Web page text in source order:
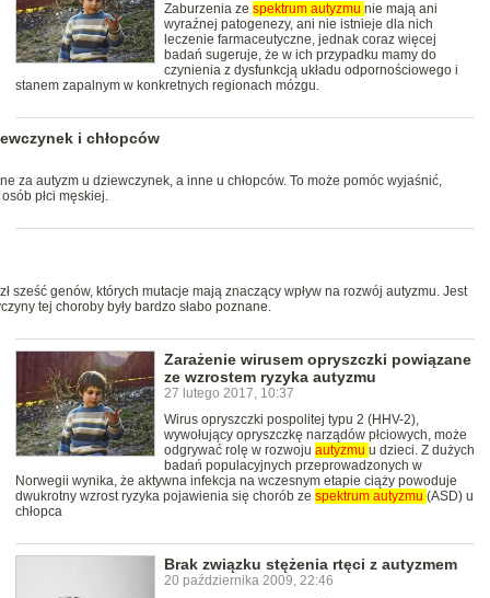
Zaburzenia ze spektrum autyzmu nie mają ani
wyraźnej patogenezy, ani nie istnieje dla nich
leczenie farmaceutyczne, jednak coraz więcej
badań sugeruje, że w ich przypadku mamy do
czynienia z dysfunkcją układu odpornościowego i
stanem zapalnym w konkretnych regionach mózgu.
i chłopców
za autyzm u dziewczynek, a inne u chłopców. To może pomóc wyjaśnić,
płci męskiej.
sześć genów, których mutacje mają znaczący wpływ na rozwój autyzmu. Jest
tej choroby były bardzo słabo poznane.
Zarażenie wirusem opryszczki powiązane
ze wzrostem ryzyka autyzmu
27 lutego 2017, 10:37
Wirus opryszczki pospolitej typu 2 (HHV-2),
wywołujący opryszczkę narządów płciowych, może
odgrywać rolę w rozwoju autyzmu u dzieci. Z dużych
badań populacyjnych przeprowadzonych w
Norwegii wynika, że aktywna infekcja na wczesnym etapie ciąży powoduje
dwukrotny wzrost ryzyka pojawienia się chorób ze spektrum autyzmu (ASD) u
chłopca
Brak związku stężenia rtęci z autyzmem
20 października 2009, 22:46